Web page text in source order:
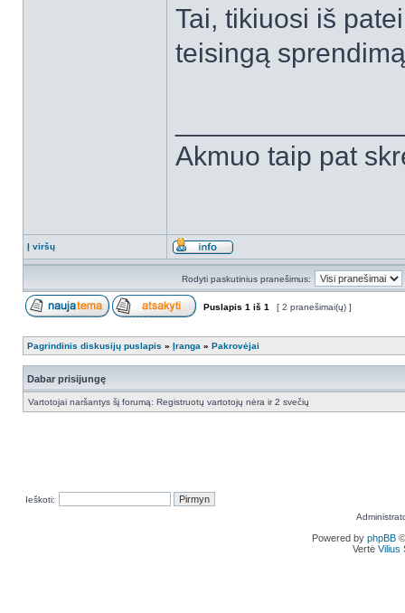
Tai, tikiuosi iš
teisingą
Akmuo taip pat
Į viršų
Rodyti paskutinius pranešimus:
Puslapis 1 iš 1 [ 2 pranešimai(ų) ]
Pagrindinis diskusijų puslapis » Įranga » Pakrovėjai
Dabar prisijungę
Vartotojai naršantys šį forumą: Registruotų vartotojų nėra ir 2 svečių
Ieškoti:
Powered by phpBB
Vertė Vilius